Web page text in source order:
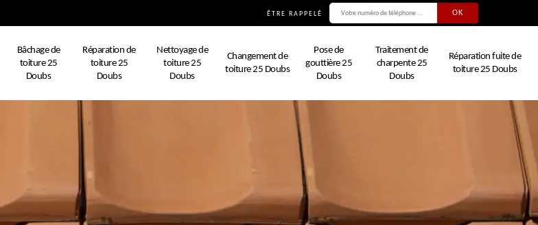
ÊTRE RAPPELÉ
Bâchage de
toiture 25
Doubs
Réparation de
toiture 25
Doubs
Nettoyage de
toiture 25
Doubs
Changement de
toiture 25 Doubs
Pose de
gouttière 25
Doubs
Traitement de
charpente 25
Doubs
Réparation fuite de
toiture 25 Doubs